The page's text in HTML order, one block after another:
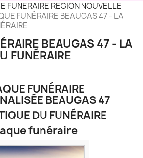
FUNERAIRE REGION NOUVELLE
FUNÉRAIRE BEAUGAS 47 - LA
BEAUGAS 47 - LA
FUNÉRAIRE
FUNÉRAIRE
BEAUGAS 47
DU FUNÉRAIRE
funéraire